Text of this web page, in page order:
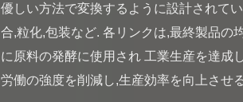
優しい方法で変換するように設計されて
合,粒化,包装など. 各リンクは,最終製品の
に原料の発酵に使用され 工業生産を達成